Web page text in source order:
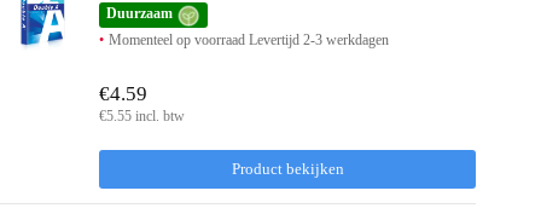
Duurzaam
Momenteel op voorraad Levertijd 2-3 werkdagen
Product bekijken
€4.59
€5.55 incl. btw